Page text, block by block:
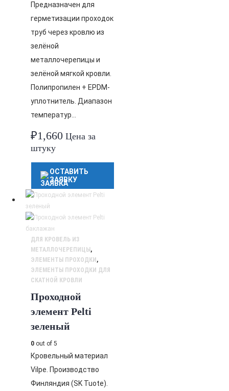
Предназначен для
герметизации проходок
труб через кровлю из
зелёной
металлочерепицы и
зелёной мягкой кровли.
Полипропилен + EPDM-
уплотнитель. Диапазон
температур…
₽1,660 Цена за
штуку
ОСТАВИТЬ
ЗАЯВКУ
ДЛЯ КРОВЕЛЬ ИЗ
МЕТАЛЛОЧЕРЕПИЦЫ ,
ЭЛЕМЕНТЫ ПРОХОДКИ ,
ЭЛЕМЕНТЫ ПРОХОДКИ ДЛЯ
СКАТНОЙ КРОВЛИ
Проходной
элемент Pelti
зеленый
0 out of 5
Кровельный материал
Vilpe. Производство
Финляндия (SK Tuote).